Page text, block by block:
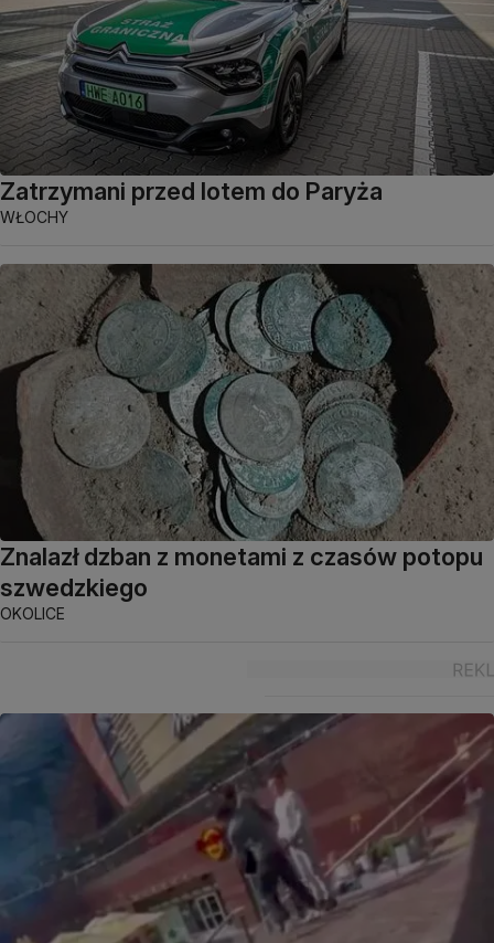
Zatrzymani przed lotem do Paryża
WŁOCHY
Znalazł dzban z monetami z czasów potopu
szwedzkiego
OKOLICE